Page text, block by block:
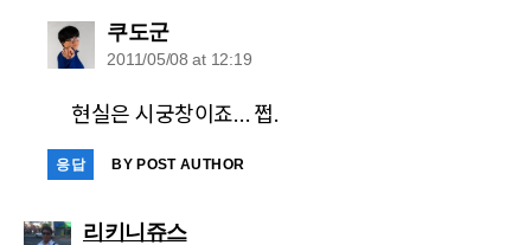
쿠도군says:
2011/05/08 at 12:19
현실은 시궁창이죠… 쩝.
응답 BY POST AUTHOR
리키니쥬스says: